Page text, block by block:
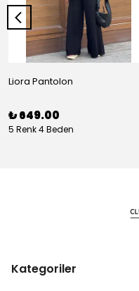
Liora Pantolon
₺ 649.00
5 Renk 4 Beden
Kategoriler